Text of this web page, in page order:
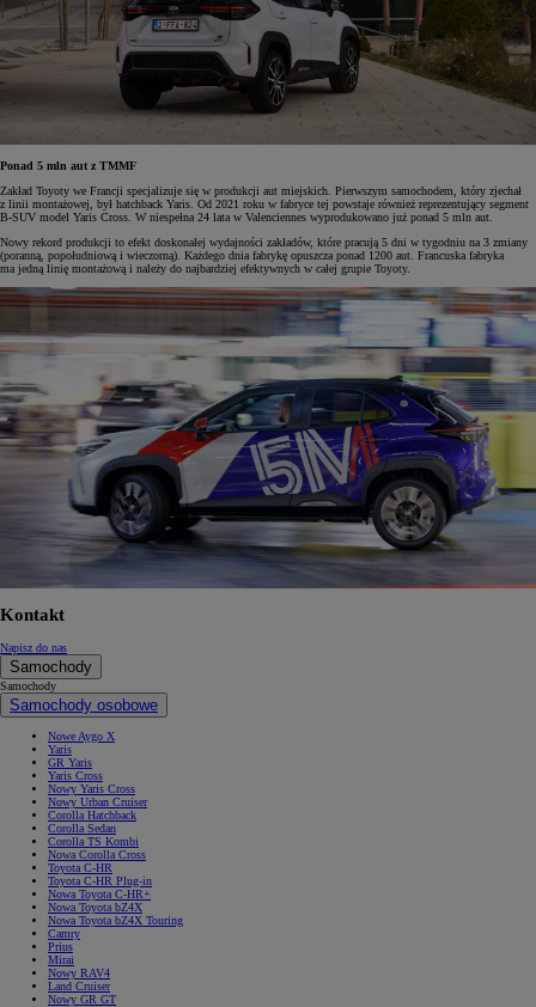
Ponad 5 mln aut z TMMF
Zakład Toyoty we Francji specjalizuje się w produkcji aut miejskich. Pierwszym samochodem, który zjechał
z linii montażowej, był hatchback Yaris. Od 2021 roku w fabryce tej powstaje również reprezentujący segment
B-SUV model Yaris Cross. W niespełna 24 lata w Valenciennes wyprodukowano już ponad 5 mln aut.
Nowy rekord produkcji to efekt doskonałej wydajności zakładów, które pracują 5 dni w tygodniu na 3 zmiany
(poranną, popołudniową i wieczorną). Każdego dnia fabrykę opuszcza ponad 1200 aut. Francuska fabryka
ma jedną linię montażową i należy do najbardziej efektywnych w całej grupie Toyoty.
Kontakt
Napisz do nas
Samochody
Samochody
Samochody osobowe
Nowe Aygo X
Yaris
GR Yaris
Yaris Cross
Nowy Yaris Cross
Nowy Urban Cruiser
Corolla Hatchback
Corolla Sedan
Corolla TS Kombi
Nowa Corolla Cross
Toyota C-HR
Toyota C-HR Plug-in
Nowa Toyota C-HR+
Nowa Toyota bZ4X
Nowa Toyota bZ4X Touring
Camry
Prius
Mirai
Nowy RAV4
Land Cruiser
Nowy GR GT